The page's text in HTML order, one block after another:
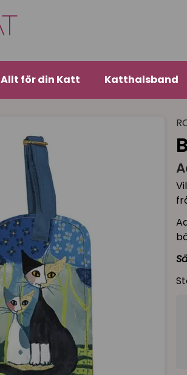
Allt för din Katt Katthalsband